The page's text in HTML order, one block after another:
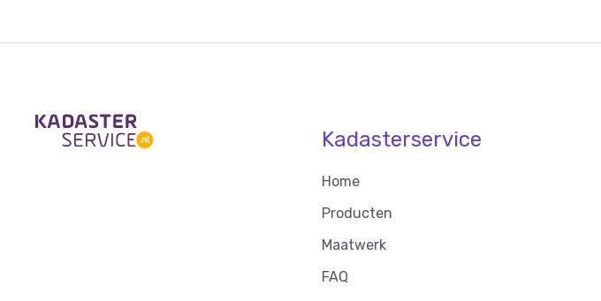
Kadasterservice
Home
Producten
Maatwerk
FAQ